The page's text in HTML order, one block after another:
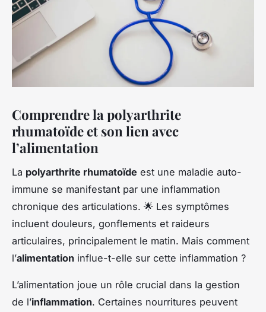
Comprendre la polyarthrite
rhumatoïde et son lien avec
l’alimentation
La polyarthrite rhumatoïde est une maladie auto-
immune se manifestant par une inflammation
chronique des articulations. 🌟 Les symptômes
incluent douleurs, gonflements et raideurs
articulaires, principalement le matin. Mais comment
l’alimentation influe-t-elle sur cette inflammation ?
L’alimentation joue un rôle crucial dans la gestion
de l’inflammation. Certaines nourritures peuvent